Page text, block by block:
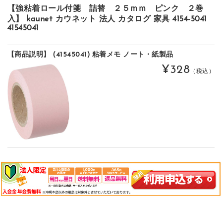
【強粘着ロール付箋 詰替 ２５ｍｍ ピンク ２巻
入】 kaunet カウネット 法人 カタログ 家具 4154-5041
41545041
【商品説明】 (41545041) 粘着メモ ノート・紙製品
¥328 （税込）